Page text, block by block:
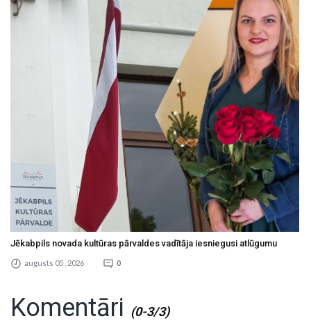
Jēkabpils novada kultūras pārvaldes vadītāja iesniegusi atlūgumu
augusts 05 , 2026 0
Komentāri (0-3/3)